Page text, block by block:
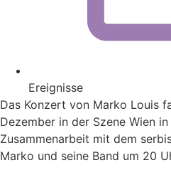
Ereignisse
Das Konzert von Marko Louis
Dezember in der Szene Wien
Zusammenarbeit mit dem
Marko und seine Band um 20